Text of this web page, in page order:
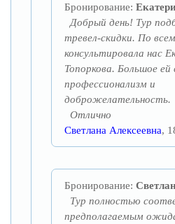
Бронирование:
Добрый день! Тур
тревел-скидки. По
консультировала нас
Топоркова. Большое ей
профессионализм и
доброжелательность.
Отлично
Светлана Алексеевна,
Бронирование:
Тур полностью
предполагаемым